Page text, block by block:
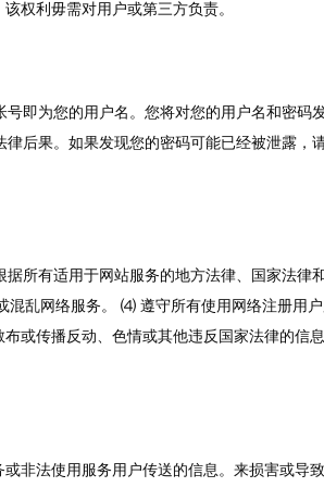
权利毋需对用户或第三方负责。
即为您的用户名。您将对您的用户名和密
后果。如果发现您的密码可能已经被泄露
所有适用于网站服务的地方法律、国家法
乱网络服务。 ⑷ 遵守所有使用网络注册用
或传播反动、色情或其他违反国家法律的
非法使用服务用户传送的信息。来损害或导致